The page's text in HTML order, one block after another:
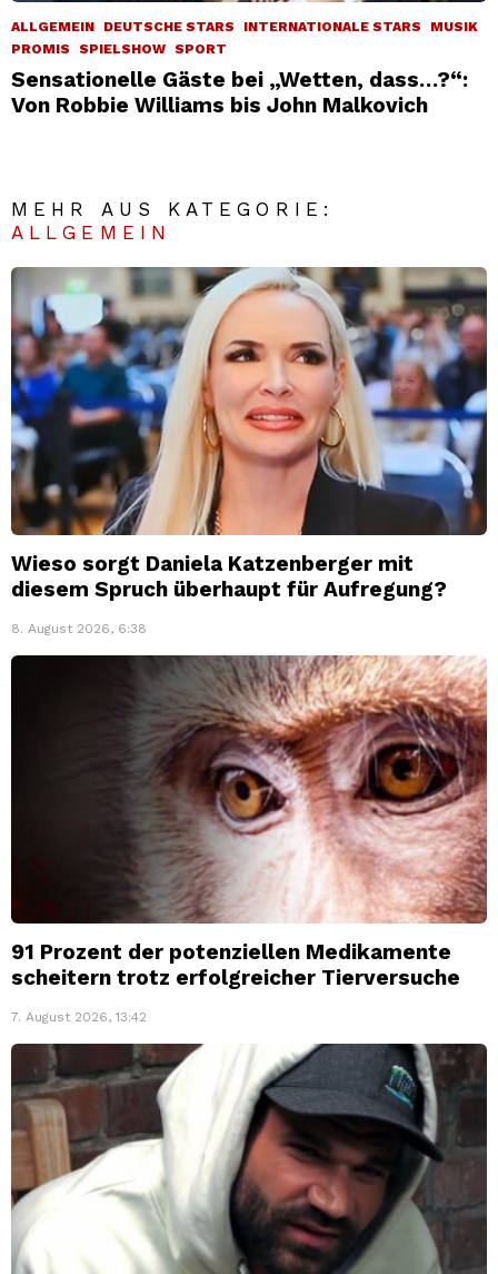
ALLGEMEIN DEUTSCHE STARS INTERNATIONALE STARS
MUSIK
PROMIS
SPIELSHOW SPORT
Sensationelle Gäste bei „Wetten, dass…?“:
Von Robbie Williams bis John Malkovich
MEHR AUS KATEGORIE:
ALLGEMEIN
Wieso sorgt Daniela Katzenberger mit
diesem Spruch überhaupt für Aufregung?
8. August 2026, 6:38
91 Prozent der potenziellen Medikamente
scheitern trotz erfolgreicher Tierversuche
7. August 2026, 13:42